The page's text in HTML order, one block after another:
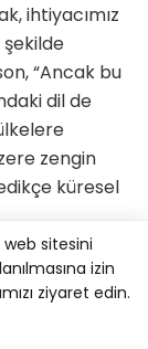
ihtiyacımız
“Ancak bu
dil de
zengin
küresel
bir şekilde
olan
sitesini
izin
ziyaret edin.